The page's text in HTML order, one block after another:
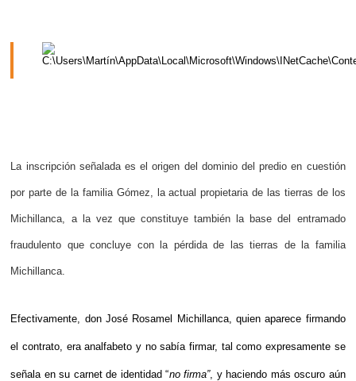
La inscripción señalada es el origen del dominio del predio en cuestión
por parte de la familia Gómez, la actual propietaria de las tierras de los
Michillanca, a la vez que constituye también la base del entramado
fraudulento que concluye con la pérdida de las tierras de la familia
Michillanca.
Efectivamente, don José Rosamel Michillanca, quien aparece firmando
el contrato, era analfabeto y no sabía firmar, tal como expresamente se
señala en su carnet de identidad “no firma”, y haciendo más oscuro aún